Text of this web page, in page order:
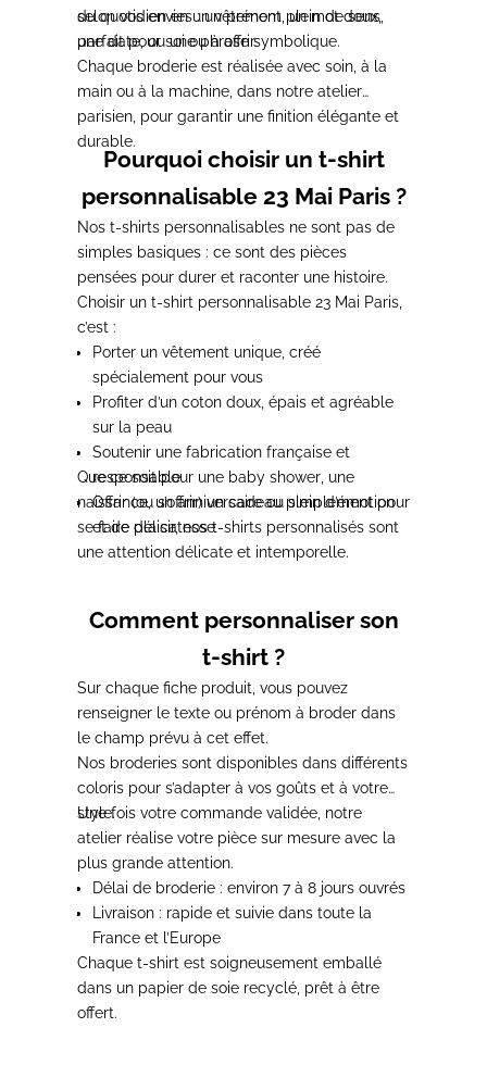
selon vos envies : un prénom, un mot doux,
une date, ou une phrase symbolique.
du quotidien en un vêtement plein de sens
parfait pour soi ou à offrir.
Chaque broderie est réalisée avec soin, à la
main ou à la machine, dans notre atelier
parisien, pour garantir une finition élégante et
durable.
Pourquoi choisir un t-shirt
personnalisable 23 Mai Paris ?
Nos t-shirts personnalisables ne sont pas de
simples basiques : ce sont des pièces
pensées pour durer et raconter une histoire.
Choisir un t-shirt personnalisable 23 Mai Paris
c’est :
Porter un vêtement unique, créé
spécialement pour vous
Profiter d’un coton doux, épais et agréable
sur la peau
Soutenir une fabrication française et
responsable
Offrir (ou s’offrir) un cadeau plein d’émotion
et de délicatesse
Que ce soit pour une baby shower , une
naissance, unanniversaireou simplement pour
se faire plaisir, nos t-shirts personnalisés sont
une attention délicate et intemporelle.
Comment personnaliser son
t-shirt ?
Sur chaque fiche produit, vous pouvez
renseigner le texte ou prénom à broder dans
le champ prévu à cet effet.
Nos broderies sont disponibles dans différents
coloris pour s’adapter à vos goûts et à votre
style.
Une fois votre commande validée, notre
atelier réalise votre pièce sur mesure avec la
plus grande attention.
Délai de broderie : environ 7 à 8 jours ouvrés
Livraison : rapide et suivie dans toute la
France et l’Europe
Chaque t-shirt est soigneusement emballé
dans un papier de soie recyclé, prêt à être
offert.